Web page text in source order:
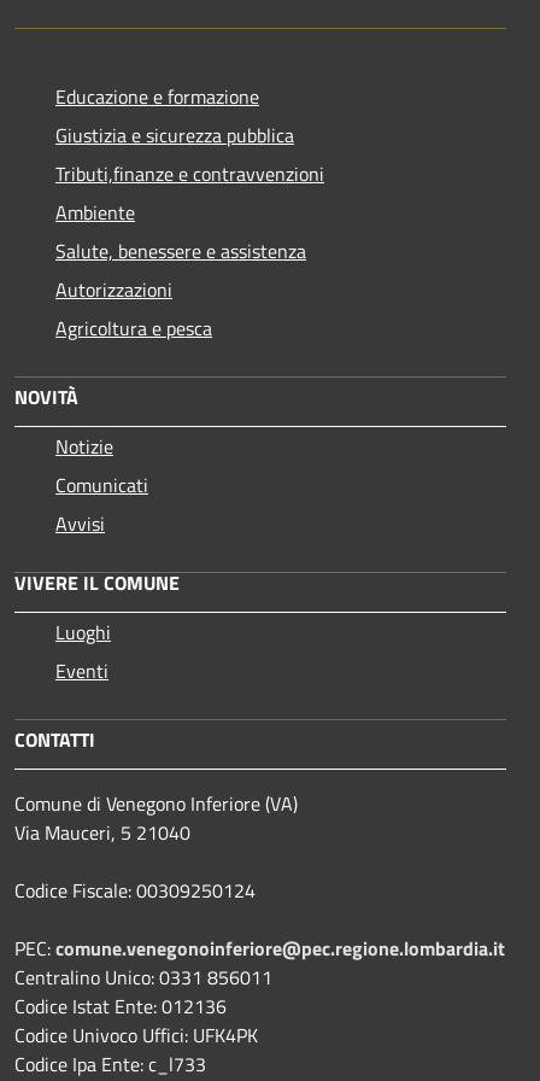
Educazione e formazione
Giustizia e sicurezza pubblica
Tributi,finanze e contravvenzioni
Ambiente
Salute, benessere e assistenza
Autorizzazioni
Agricoltura e pesca
NOVITÀ
Notizie
Comunicati
Avvisi
VIVERE IL COMUNE
Luoghi
Eventi
CONTATTI
Comune di Venegono Inferiore (VA)
Via Mauceri, 5 21040
Codice Fiscale: 00309250124
PEC:comune.venegonoinferiore@pec.regione.lombardia.it
Centralino Unico: 0331 856011
Codice Istat Ente: 012136
Codice Univoco Uffici: UFK4PK
Codice Ipa Ente: c_l733